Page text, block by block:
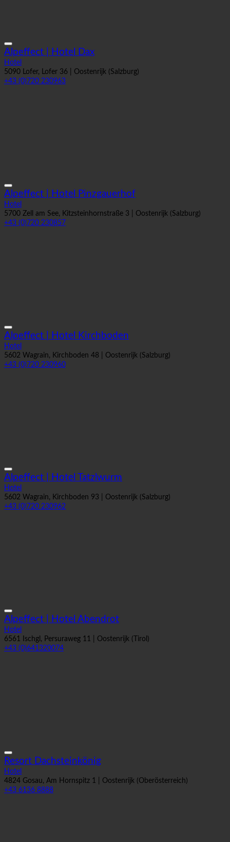
Alpeffect | Hotel Dax
Hotel
5090 Lofer, Lofer 36 | Oostenrijk (Salzburg)
Alpeffect | Hotel Pinzgauerhof
Hotel
5700 Zell am See, Kitzsteinhornstraße 3 | Oostenrijk (Salzburg)
Alpeffect | Hotel Kirchboden
Hotel
5602 Wagrain, Kirchboden 48 | Oostenrijk (Salzburg)
Alpeffect | Hotel Tatzlwurm
Hotel
5602 Wagrain, Kirchboden 93 | Oostenrijk (Salzburg)
Alpeffect | Hotel Abendrot
Hotel
6561 Ischgl, Persuraweg 11 | Oostenrijk (Tirol)
Resort Dachsteinkönig
Hotel
4824 Gosau, Am Hornspitz 1 | Oostenrijk (Oberösterreich)